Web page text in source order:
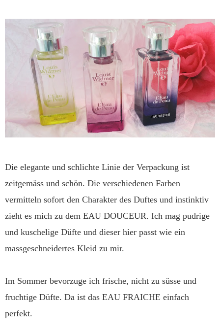
Die elegante und schlichte Linie der Verpackung ist
zeitgemäss und schön. Die verschiedenen Farben
vermitteln sofort den Charakter des Duftes und instinktiv
zieht es mich zu dem EAU DOUCEUR. Ich mag pudrige
und kuschelige Düfte und dieser hier passt wie ein
massgeschneidertes Kleid zu mir.
Im Sommer bevorzuge ich frische, nicht zu süsse und
fruchtige Düfte. Da ist das EAU FRAICHE einfach
perfekt.